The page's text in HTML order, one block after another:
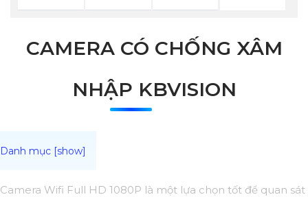
CAMERA CÓ CHỐNG XÂM
NHẬP KBVISION
Camera Wifi Full HD 1080P là một lựa chọn tốt để quan sát